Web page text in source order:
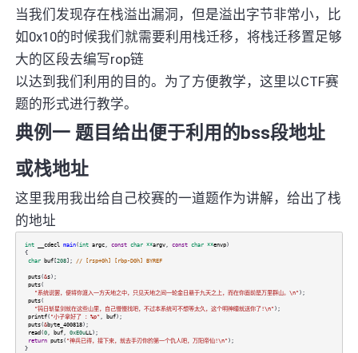
当我们发现存在栈溢出漏洞，但是溢出字节非常小，比
如0x10的时候我们就需要利用栈迁移，将栈迁移置足够
大的区段去编写rop链
以达到我们利用的目的。为了方便教学，这里以CTF赛
题的形式进行教学。
典例一 题目给出便于利用的bss段地址
或栈地址
这里我用我出给自己校赛的一道题作为讲解，给出了栈
的地址
int __cdecl main(int argc, const char **argv, const char **envp)
{
char buf[208]; // [rsp+0h] [rbp-D0h] BYREF
puts(&s);
puts(
"系统说罢，便将你渡入一方天地之中，只见天地之间一轮金日悬于九天之上，而在你面前是万里群山。\n" );
puts(
"钝日斩星剑就在这些山里，自己慢慢找吧，不过本系统可不想等太久，这个明神瞳就送你了!\n" );
printf( "小子拿好了 ：%p" buf);
puts(&byte_400818);
read(0, buf, 0xE0uLL );
return puts( "神兵已得，接下来，就去手刃你的第一个仇人吧，万阳帝仙!\n" );
}